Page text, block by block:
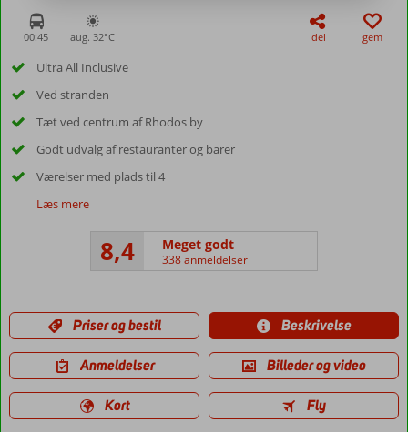
00:45 aug. 32°C del gem
Ultra All Inclusive
Ved stranden
Tæt ved centrum af Rhodos by
Godt udvalg af restauranter og barer
Værelser med plads til 4
Læs mere
8,4 Meget godt
338 anmeldelser
Priser og bestil Beskrivelse
Anmeldelser Billeder og video
Kort Fly